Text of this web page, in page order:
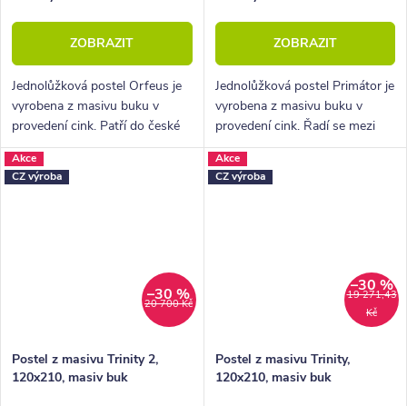
ZOBRAZIT
Jednolůžková postel Orfeus je
vyrobena z masivu buku v
provedení cink. Patří do české
výroby nábytkové řady
HappyBed. U postele Orfeus je
hlavní výhodou variabilita
ZOBRAZIT
Jednolůžková postel Primátor je
vyrobena z masivu buku v
provedení cink. Řadí se mezi
kvalitní české výrobky
nábytkové řady HappyBed. U
postele Primátor oceníte
Akce
CZ výroba
20 700 Kč
–30 %
Postel z masivu Trinity 2,
120x210, masiv buk
Akce
CZ výroba
19 271,43
Kč
–30 %
Postel z masivu Trinity,
120x210, masiv buk